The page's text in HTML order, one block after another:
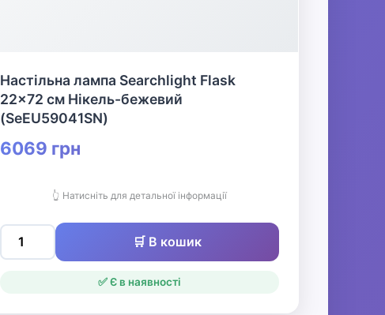
Настільна лампа Searchlight Flask
22x72 см Нікель-бежевий
(SeEU59041SN)
6069 грн
👆 Натисніть для детальної інформації
🛒 В кошик
✅ Є в наявності